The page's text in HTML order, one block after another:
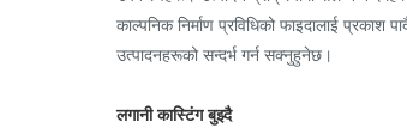
काल्पनिक निर्माण प्रविधिको फाइदालाई प्रकाश
उत्पादनहरूको सन्दर्भ गर्न सक्नुहुनेछ।
लगानी कास्टिंग बुझ्दै